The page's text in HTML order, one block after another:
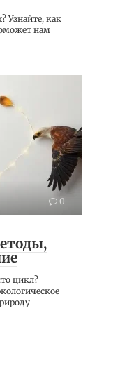
Узнайте, как
нам
0
цикл?